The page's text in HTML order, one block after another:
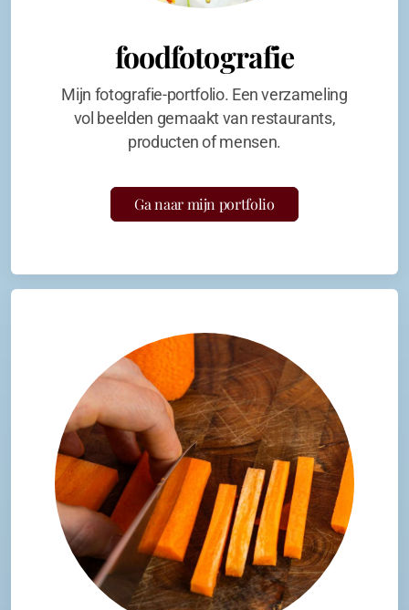
foodfotografie
Mijn fotografie-portfolio. Een verzameling
vol beelden gemaakt van restaurants,
producten of mensen.
Ga naar mijn portfolio